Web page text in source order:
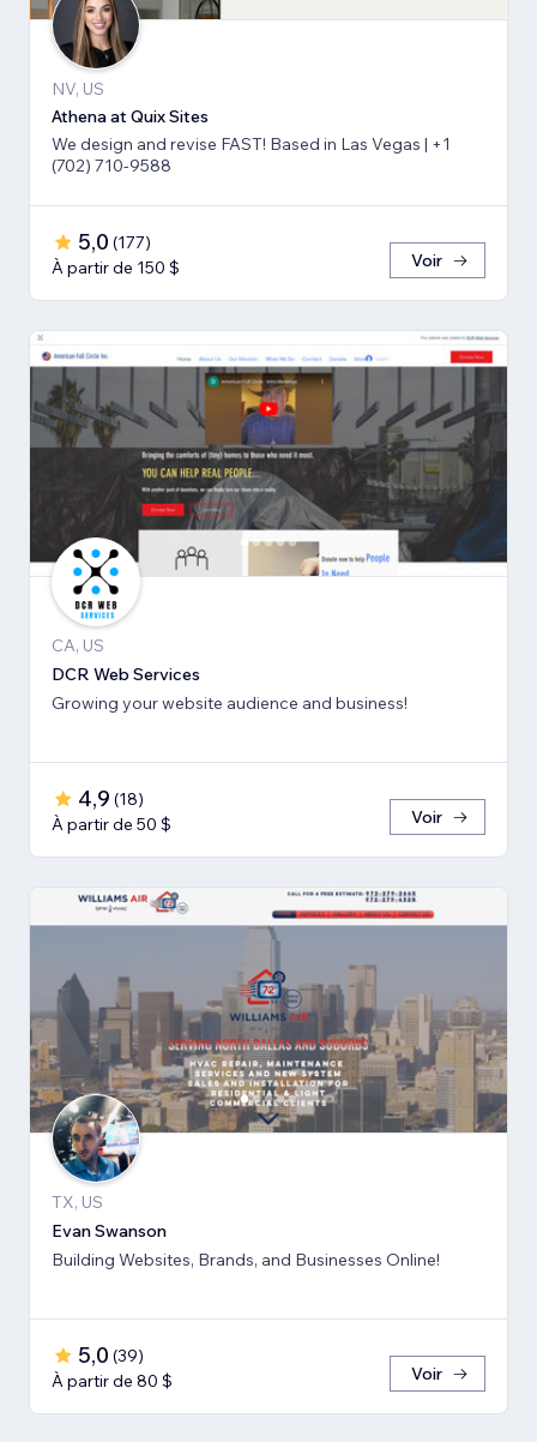
NV, US
Athena at Quix Sites
We design and revise FAST! Based in Las Vegas | +1
(702) 710-9588
5,0 (177)
À partir de 150 $
Voir
CA, US
DCR Web Services
Growing your website audience and business!
4,9 (18)
À partir de 50 $
Voir
TX, US
Evan Swanson
Building Websites, Brands, and Businesses Online!
5,0 (39)
À partir de 80 $
Voir